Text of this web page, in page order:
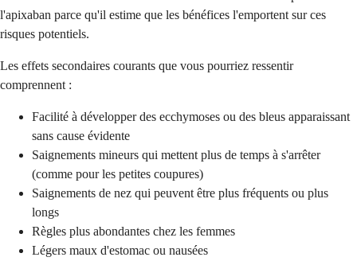
l'apixaban parce qu'il estime que les bénéfices l'emportent sur ces
risques potentiels.
Les effets secondaires courants que vous pourriez ressentir
comprennent :
Facilité à développer des ecchymoses ou des bleus apparaissant
sans cause évidente
Saignements mineurs qui mettent plus de temps à s'arrêter
(comme pour les petites coupures)
Saignements de nez qui peuvent être plus fréquents ou plus
longs
Règles plus abondantes chez les femmes
Légers maux d'estomac ou nausées